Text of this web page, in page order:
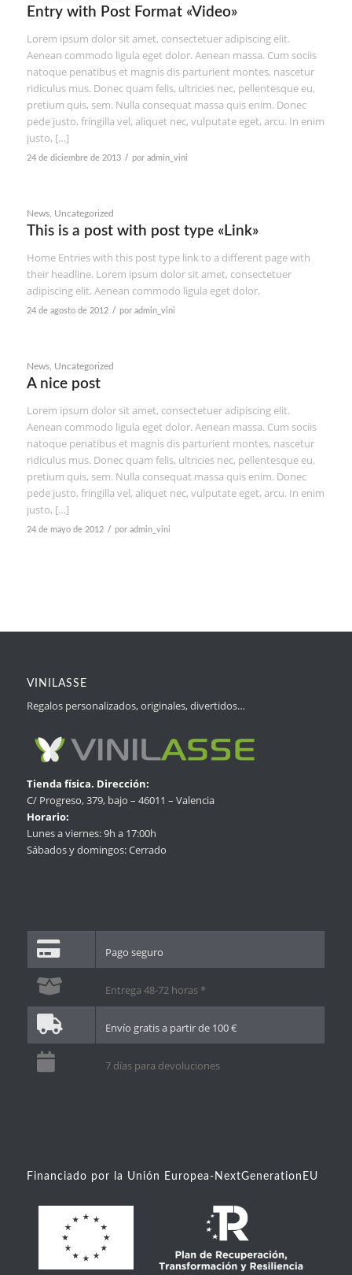
Entry with Post Format «Video»
Lorem ipsum dolor sit amet, consectetuer adipiscing elit.
Aenean commodo ligula eget dolor. Aenean massa. Cum sociis
natoque penatibus et magnis dis parturient montes, nascetur
ridiculus mus. Donec quam felis, ultricies nec, pellentesque eu,
pretium quis, sem. Nulla consequat massa quis enim. Donec
pede justo, fringilla vel, aliquet nec, vulputate eget, arcu. In enim
justo, […]
24 de diciembre de 2013 / por admin_vini
News, Uncategorized
This is a post with post type «Link»
Home Entries with this post type link to a different page with
their headline. Lorem ipsum dolor sit amet, consectetuer
adipiscing elit. Aenean commodo ligula eget dolor.
24 de agosto de 2012 / por admin_vini
News, Uncategorized
A nice post
Lorem ipsum dolor sit amet, consectetuer adipiscing elit.
Aenean commodo ligula eget dolor. Aenean massa. Cum sociis
natoque penatibus et magnis dis parturient montes, nascetur
ridiculus mus. Donec quam felis, ultricies nec, pellentesque eu,
pretium quis, sem. Nulla consequat massa quis enim. Donec
pede justo, fringilla vel, aliquet nec, vulputate eget, arcu. In enim
justo, […]
24 de mayo de 2012 / por admin_vini
VINILASSE
Regalos personalizados, originales, divertidos…
Tienda física. Dirección:
C/ Progreso, 379, bajo – 46011 – Valencia
Horario:
Lunes a viernes: 9h a 17:00h
Sábados y domingos: Cerrado
Pago seguro
Entrega 48-72 horas *
Envío gratis a partir de 100 €
7 días para devoluciones
Financiado por la Unión Europea-NextGenerationEU